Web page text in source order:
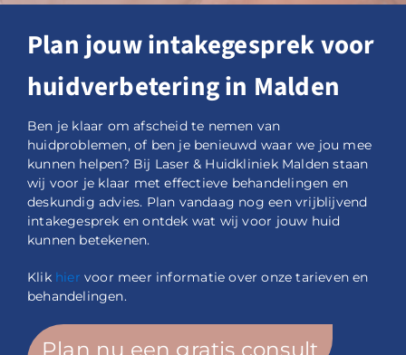
Plan jouw intakegesprek voor
huidverbetering in Malden
Ben je klaar om afscheid te nemen van
huidproblemen, of ben je benieuwd waar we jou mee
kunnen helpen? Bij Laser & Huidkliniek Malden staan
wij voor je klaar met effectieve behandelingen en
deskundig advies. Plan vandaag nog een vrijblijvend
intakegesprek en ontdek wat wij voor jouw huid
kunnen betekenen.
Klik hier voor meer informatie over onze tarieven en
behandelingen.
Plan nu een gratis consult